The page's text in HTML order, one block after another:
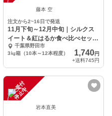
藤本 空
注文から2~16日で発送
11月下旬～12月中旬｜シルクス
イート＆紅はるか食べ比べセット
3kg さつまいも
千葉県野田市
3㎏箱（10本～12本程度）
1,740円
+送料745円
注
文
受
付
停
止
中
岩本直美